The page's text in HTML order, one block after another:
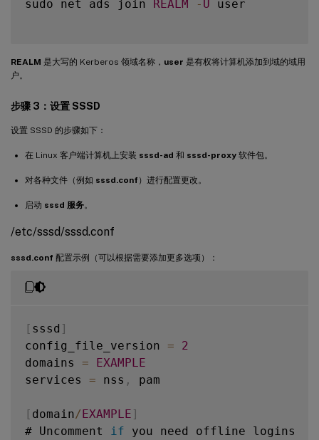
sudo net ads join REALM - U user
REALM 是大写的 Kerberos 领域名称， user 是有权将计算机添加到域的域用
户。
步骤 3：设置 SSSD
设置 SSSD 的步骤如下：
在 Linux 客户端计算机上安装 sssd-ad 和 sssd-proxy 软件包。
对各种文件（例如 sssd.conf ）进行配置更改。
启动 sssd 服务。
/etc/sssd/sssd.conf
sssd.conf 配置示例（可以根据需要添加更多选项）：
[ sssd ]
config_file_version =
2
domains =
EXAMPLE
services = nss , pam
[ domain/EXAMPLE ]
# Uncomment
if you need offline logins